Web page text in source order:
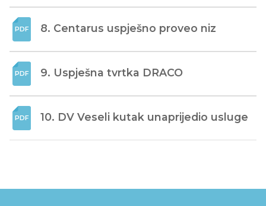
8. Centarus uspješno proveo niz
9. Uspješna tvrtka DRACO
10. DV Veseli kutak unaprijedio usluge